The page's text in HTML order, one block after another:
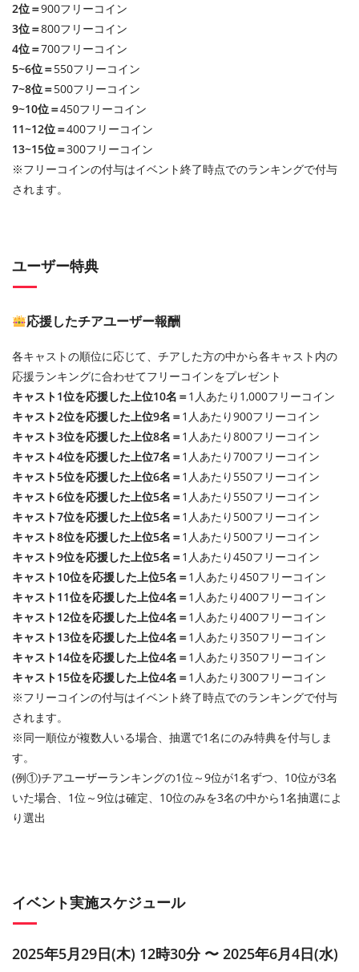
2位＝900フリーコイン
3位＝800フリーコイン
4位＝700フリーコイン
5~6位＝550フリーコイン
7~8位＝500フリーコイン
9~10位＝450フリーコイン
11~12位＝400フリーコイン
13~15位＝300フリーコイン
※フリーコインの付与はイベント終了時点でのランキングで付与
されます。
ユーザー特典
応援したチアユーザー報酬
各キャストの順位に応じて、チアした方の中から各キャスト内の
応援ランキングに合わせてフリーコインをプレゼント
キャスト1位を応援した上位10名＝1人あたり1,000フリーコイン
キャスト2位を応援した上位9名＝1人あたり900フリーコイン
キャスト3位を応援した上位8名＝1人あたり800フリーコイン
キャスト4位を応援した上位7名＝1人あたり700フリーコイン
キャスト5位を応援した上位6名＝1人あたり550フリーコイン
キャスト6位を応援した上位5名＝1人あたり550フリーコイン
キャスト7位を応援した上位5名＝1人あたり500フリーコイン
キャスト8位を応援した上位5名＝1人あたり500フリーコイン
キャスト9位を応援した上位5名＝1人あたり450フリーコイン
キャスト10位を応援した上位5名＝1人あたり450フリーコイン
キャスト11位を応援した上位4名＝1人あたり400フリーコイン
キャスト12位を応援した上位4名＝1人あたり400フリーコイン
キャスト13位を応援した上位4名＝1人あたり350フリーコイン
キャスト14位を応援した上位4名＝1人あたり350フリーコイン
キャスト15位を応援した上位4名＝1人あたり300フリーコイン
※フリーコインの付与はイベント終了時点でのランキングで付与
されます。
※同一順位が複数人いる場合、抽選で1名にのみ特典を付与しま
す。
(例①)チアユーザーランキングの1位～9位が1名ずつ、10位が3名
いた場合、1位～9位は確定、10位のみを3名の中から1名抽選によ
り選出
イベント実施スケジュール
2025年5月29日(木) 12時30分 〜 2025年6月4日(水)